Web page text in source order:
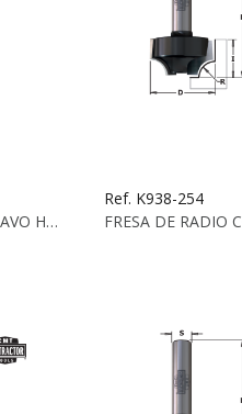
FRESA DE RADIO CONCAVO HW Z2 S:8 D:22.2X12.7 X...
Ref. K938-254